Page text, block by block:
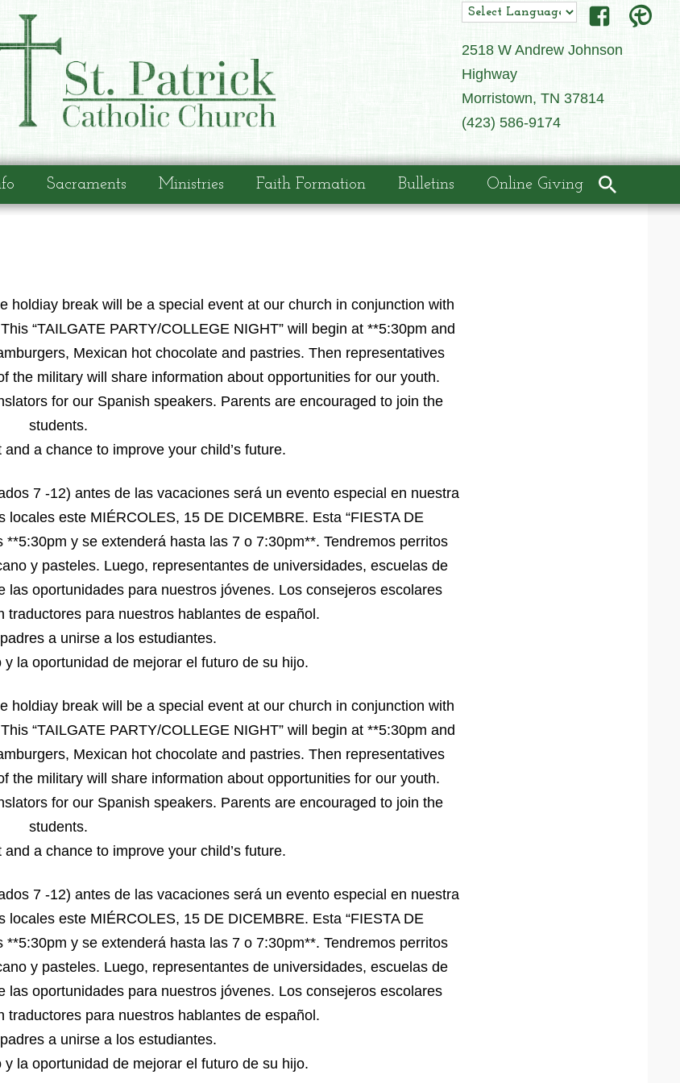
2518 W Andrew Johnson
Highway
Morristown, TN 37814
(423) 586-9174
Sacraments Ministries Faith Formation Bulletins Online Giving
holdiay break will be a special event at our church in conjunction with
“TAILGATE PARTY/COLLEGE NIGHT” will begin at **5:30pm and
Mexican hot chocolate and pastries. Then representatives
the military will share information about opportunities for our youth.
for our Spanish speakers. Parents are encouraged to join the
students.
and a chance to improve your child’s future.
7 -12) antes de las vacaciones será un evento especial en nuestra
este MIÉRCOLES, 15 DE DICEMBRE. Esta “FIESTA DE
y se extenderá hasta las 7 o 7:30pm**. Tendremos perritos
y pasteles. Luego, representantes de universidades, escuelas de
oportunidades para nuestros jóvenes. Los consejeros escolares
traductores para nuestros hablantes de español.
a unirse a los estudiantes.
la oportunidad de mejorar el futuro de su hijo.
holdiay break will be a special event at our church in conjunction with
“TAILGATE PARTY/COLLEGE NIGHT” will begin at **5:30pm and
Mexican hot chocolate and pastries. Then representatives
the military will share information about opportunities for our youth.
for our Spanish speakers. Parents are encouraged to join the
students.
and a chance to improve your child’s future.
7 -12) antes de las vacaciones será un evento especial en nuestra
este MIÉRCOLES, 15 DE DICEMBRE. Esta “FIESTA DE
y se extenderá hasta las 7 o 7:30pm**. Tendremos perritos
y pasteles. Luego, representantes de universidades, escuelas de
oportunidades para nuestros jóvenes. Los consejeros escolares
traductores para nuestros hablantes de español.
a unirse a los estudiantes.
la oportunidad de mejorar el futuro de su hijo.